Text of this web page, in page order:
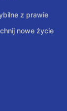
z prawie
nowe życie